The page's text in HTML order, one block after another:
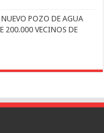
POZO DE AGUA
200.000 VECINOS DE